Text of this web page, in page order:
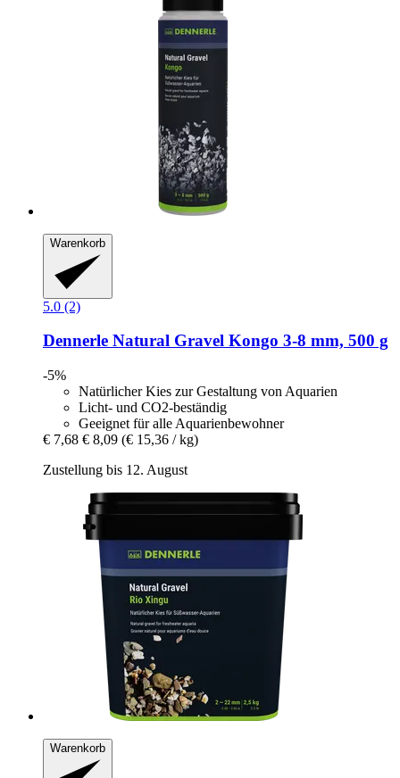
Warenkorb
5.0 (2)
Dennerle Natural Gravel Kongo 3-​8 mm, 500 g
-5%
Natürlicher Kies zur Gestaltung von Aquarien
Licht- und CO2-beständig
Geeignet für alle Aquarienbewohner
€ 7,68 € 8,09 (€ 15,36 / kg)
Zustellung bis 12. August
Warenkorb